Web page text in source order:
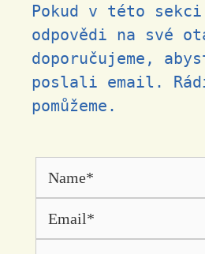
Pokud v této
odpovědi na své
doporučujeme,
poslali email.
pomůžeme.